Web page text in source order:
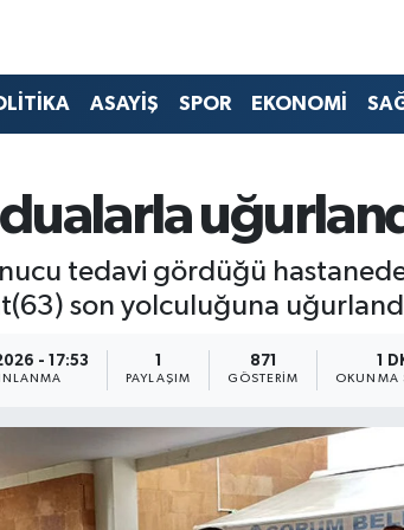
ASAYİŞ SPOR EKONOMİ
tedavi gördüğü
son yolculuğuna
- 17:53
PAYLAŞIM
871
GÖSTERIM
1
OKUNMA